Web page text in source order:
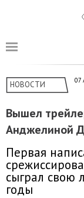
НОВОСТИ 07
Вышел
Анджелиной
Первая
сыграл свою
годы